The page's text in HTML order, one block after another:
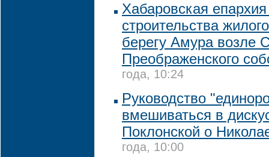
Хабаровская
строительства
берегу Амура возле
Преображенского
года, 10:24
Руководство
вмешиваться в
Поклонской о
года, 10:00